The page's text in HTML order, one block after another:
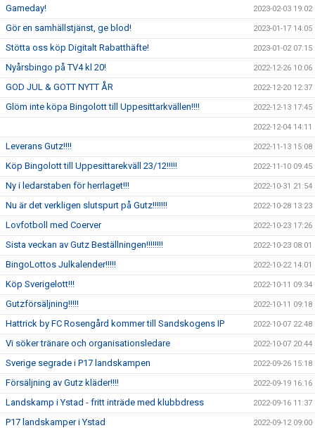
Gameday! 2023-02-03 19:02
Gör en samhällstjänst, ge blod! 2023-01-17 14:05
Stötta oss köp Digitalt Rabatthäfte! 2023-01-02 07:15
Nyårsbingo på TV4 kl 20! 2022-12-26 10:06
GOD JUL & GOTT NYTT ÅR 2022-12-20 12:37
Glöm inte köpa Bingolott till Uppesittarkvällen!!!! 2022-12-13 17:45
2022-12-04 14:11
Leverans Gutz!!!! 2022-11-13 15:08
Köp Bingolott till Uppesittarekväll 23/12!!!!! 2022-11-10 09:45
Ny i ledarstaben för herrlaget!!! 2022-10-31 21:54
Nu är det verkligen slutspurt på Gutz!!!!!!! 2022-10-28 13:23
Lovfotboll med Coerver 2022-10-23 17:26
Sista veckan av Gutz Beställningen!!!!!!!! 2022-10-23 08:01
BingoLottos Julkalender!!!!! 2022-10-22 14:01
Köp Sverigelott!!! 2022-10-11 09:34
Gutzförsäljning!!!!! 2022-10-11 09:18
Hattrick by FC Rosengård kommer till Sandskogens IP 2022-10-07 22:48
Vi söker tränare och organisationsledare 2022-10-07 20:44
Sverige segrade i P17 landskampen 2022-09-26 15:18
Försäljning av Gutz kläder!!!! 2022-09-19 16:16
Landskamp i Ystad - fritt inträde med klubbdress 2022-09-16 11:37
P17 landskamper i Ystad 2022-09-12 09:00